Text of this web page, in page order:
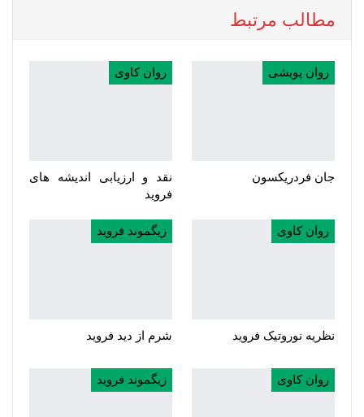
مطالب مرتبط
روان پویشی
جان فردریکسون
روان کاوی
نقد و ارزیابی اندیشه های
فروید
روان کاوی
نظریه نوروتیک فروید
زیگموند فروید
شرم از دید فروید
روان کاوی زیگموند فروید